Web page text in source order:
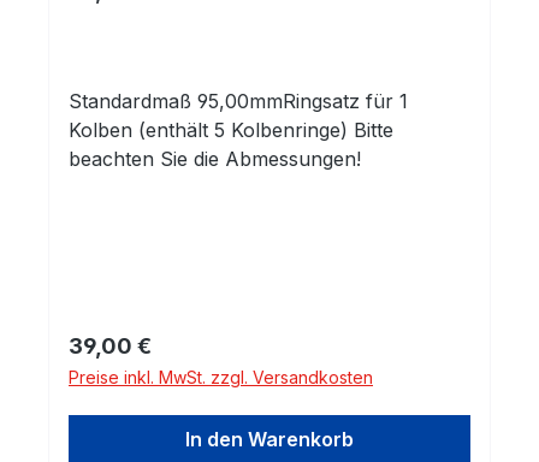
Standardmaß 95,00mmRingsatz für 1
Kolben (enthält 5 Kolbenringe) Bitte
beachten Sie die Abmessungen!
Regulärer Preis:
39,00 €
Preise inkl. MwSt. zzgl. Versandkosten
In den Warenkorb